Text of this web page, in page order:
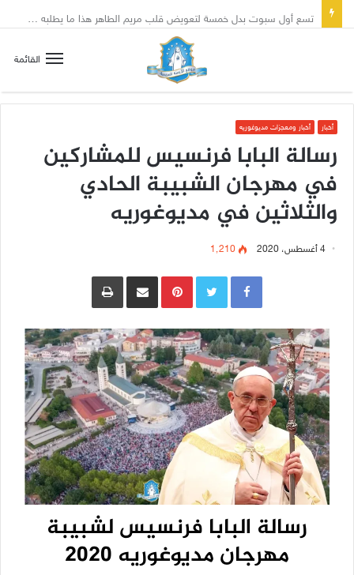
القائمة
أخبار أخبار ومعجزات مديوغوريه
رسالة البابا فرنسيس للمشاركين
في مهرجان الشبيبة الحادي
والثلاثين في مديوغوريه
4 أغسطس، 2020 1٬210
Pinterestمشاركة عبر البريد طباعة
رسالة البابا فرنسيس لشبيبة
مهرجان مديوغوريه 2020